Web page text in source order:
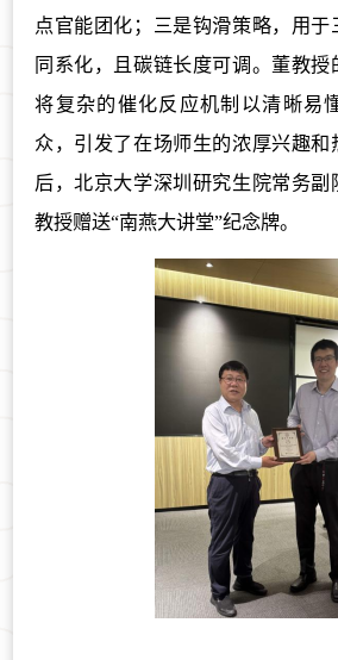
点官能团化；三是钩滑策略，用于
同系化，且碳链长度可调。董教授
将复杂的催化反应机制以清晰易
众，引发了在场师生的浓厚兴趣和
后，北京大学深圳研究生院常务副
教授赠送“南燕大讲堂”纪念牌。